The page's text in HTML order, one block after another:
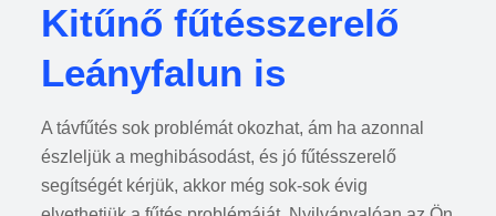
Kitűnő fűtésszerelő
Leányfalun is
A távfűtés sok problémát okozhat, ám ha azonnal
észleljük a meghibásodást, és jó fűtésszerelő
segítségét kérjük, akkor még sok-sok évig